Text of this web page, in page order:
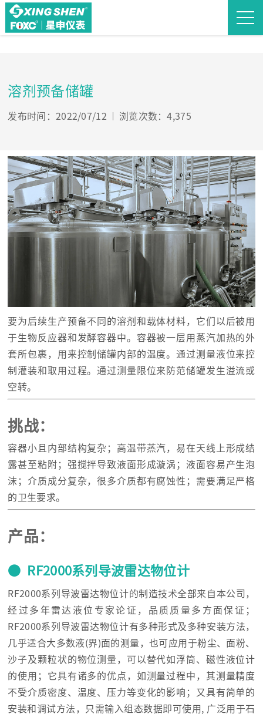
溶剂预备储罐
发布时间：2022/07/12 浏览次数：4,375
要为后续生产预备不同的溶剂和载体材料，它们以后被用
于生物反应器和发酵容器中。容器被一层用蒸汽加热的外
套所包裹，用来控制储罐内部的温度。通过测量液位来控
制灌装和取用过程。通过测量限位来防范储罐发生溢流或
空转。
挑战：
容器小且内部结构复杂；高温带蒸汽，易在天线上形成结
露甚至粘附；强搅拌导致液面形成漩涡；液面容易产生泡
沫；介质成分复杂，很多介质都有腐蚀性；需要满足严格
的卫生要求。
产品：
● RF2000系列导波雷达物位计
RF2000系列导波雷达物位计的制造技术全部来自本公司，
经过多年雷达液位专家论证，品质质量多方面保证；
RF2000系列导波雷达物位计有多种形式及多种安装方法，
几乎适合大多数液(界)面的测量，也可应用于粉尘、面粉、
沙子及颗粒状的物位测量，可以替代如浮筒、磁性液位计
的使用；它具有诸多的优点，如测量过程中，其测量精度
不受介质密度、温度、压力等变化的影响；又具有简单的
安装和调试方法，只需输入组态数据即可使用, 广泛用于石